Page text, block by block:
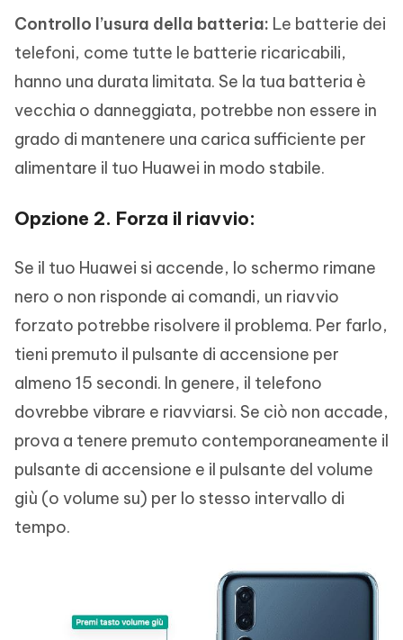
Controllo l’usura della batteria: Le batterie dei
telefoni, come tutte le batterie ricaricabili,
hanno una durata limitata. Se la tua batteria è
vecchia o danneggiata, potrebbe non essere in
grado di mantenere una carica sufficiente per
alimentare il tuo Huawei in modo stabile.
Opzione 2. Forza il riavvio:
Se il tuo Huawei si accende, lo schermo rimane
nero o non risponde ai comandi, un riavvio
forzato potrebbe risolvere il problema. Per farlo,
tieni premuto il pulsante di accensione per
almeno 15 secondi. In genere, il telefono
dovrebbe vibrare e riavviarsi. Se ciò non accade,
prova a tenere premuto contemporaneamente il
pulsante di accensione e il pulsante del volume
giù (o volume su) per lo stesso intervallo di
tempo.